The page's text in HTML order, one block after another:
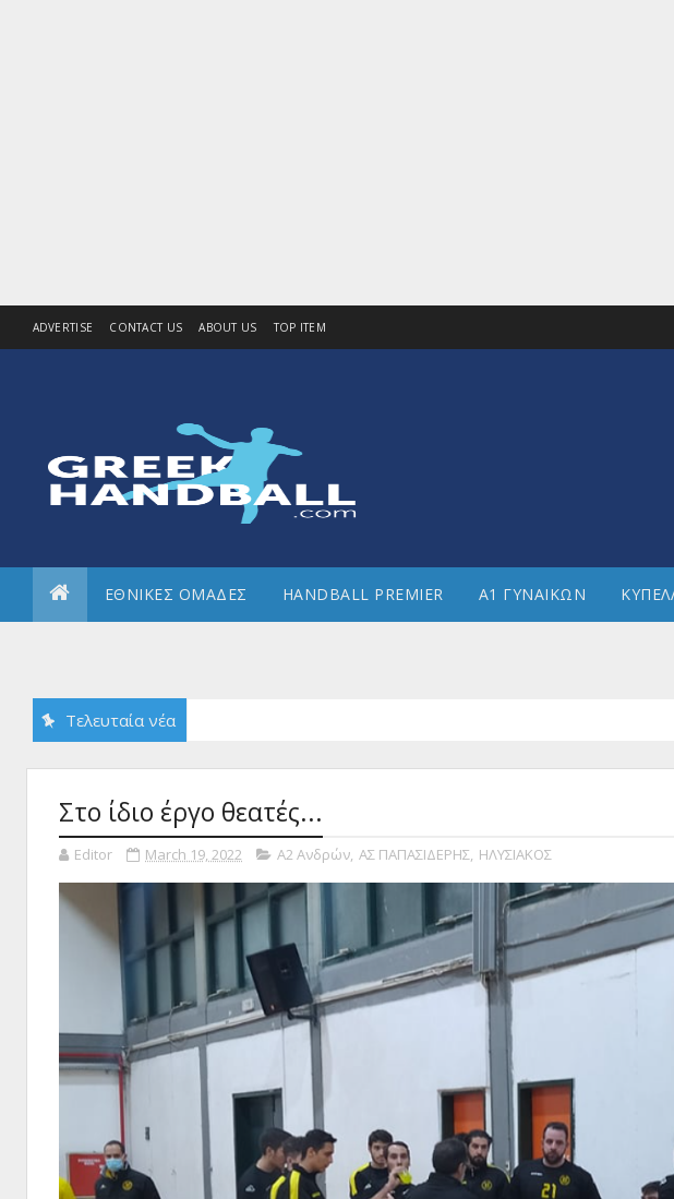
ADVERTISE CONTACT US ABOUT US TOP ITEM
ΕΘΝΙΚΕΣ ΟΜΑΔΕΣ HANDBALL PREMIER Α1 ΓΥΝΑΙΚΩΝ
Τελευταία νέα
Στο ίδιο έργο θεατές...
Editor March 19, 2022 Α2 Ανδρών, ΑΣ ΠΑΠΑΣΙΔΕΡΗΣ, ΗΛΥΣΙΑΚΟΣ